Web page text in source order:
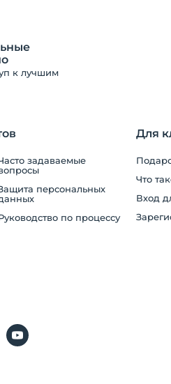
к лучшим
задаваемые
персональных
по процессу
Для
Что
Вход